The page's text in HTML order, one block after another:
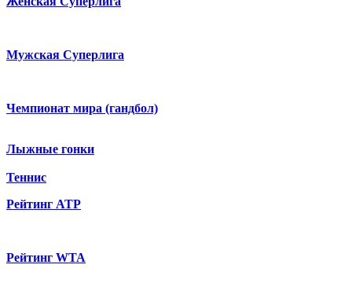
Мужская Суперлига
Чемпионат мира (гандбол)
Лыжные гонки
Теннис
Рейтинг ATP
Рейтинг WTA